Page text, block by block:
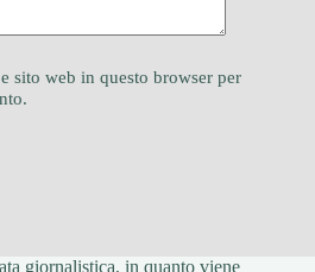
sito web in questo browser per
giornalistica, in quanto viene